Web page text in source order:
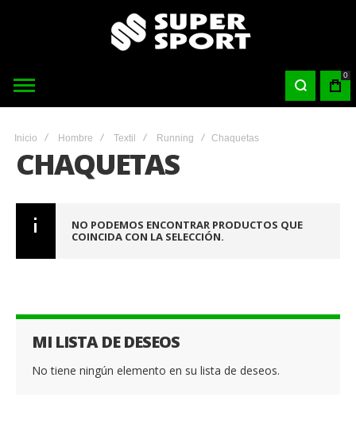
0
Inicio Hombre Textil Running Chaquetas
CHAQUETAS
NO PODEMOS ENCONTRAR PRODUCTOS QUE
COINCIDA CON LA SELECCIÓN.
MI LISTA DE DESEOS
No tiene ningún elemento en su lista de deseos.